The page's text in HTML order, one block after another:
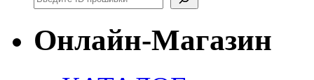
Онлайн-Магазин